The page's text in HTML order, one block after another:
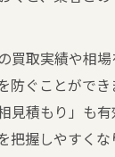
評価される顧客
不動産買取時
買取実績や相
防ぐことがで
積もり」も有
把握しやすく